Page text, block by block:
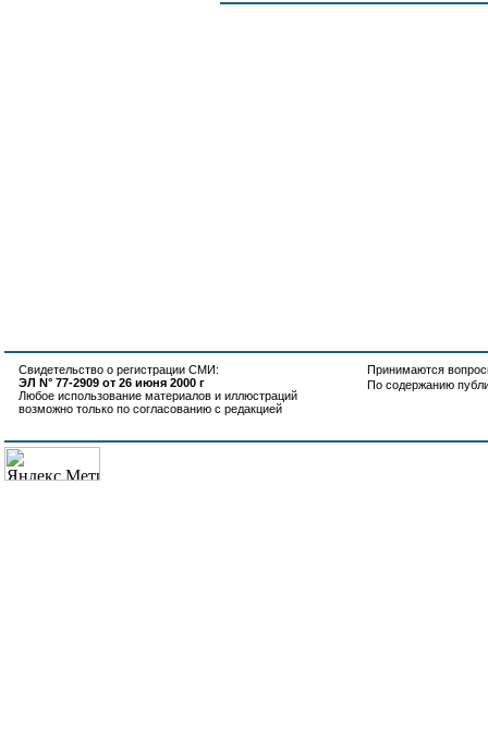
Свидетельство о регистрации СМИ:
ЭЛ N° 77-2909 от 26 июня 2000 г
Любое использование материалов и иллюстраций
возможно только по согласованию с редакцией
Принимаются
По содержанию